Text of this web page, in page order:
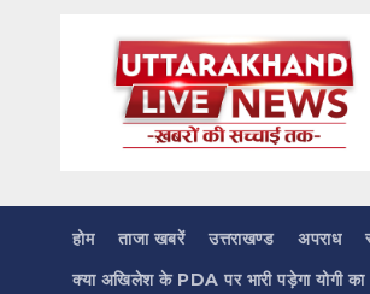
होम ताजा खबरें उत्तराखण्ड अपराध
क्या अखिलेश के PDA पर भारी पड़ेगा योगी